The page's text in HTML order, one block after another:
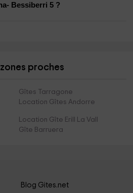
Bessiberri 5 ?
proches
Gîtes Tarragone
Location Gîtes Andorre
Location Gîte Erill La Vall
Gîte Barruera
Blog Gites.net